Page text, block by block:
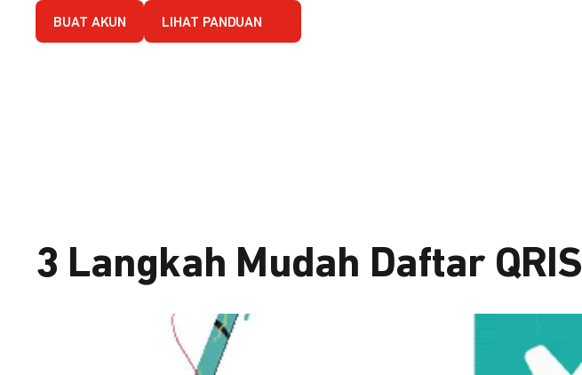
BUAT AKUN LIHAT PANDUAN
3 Langkah Mudah Daftar QRIS